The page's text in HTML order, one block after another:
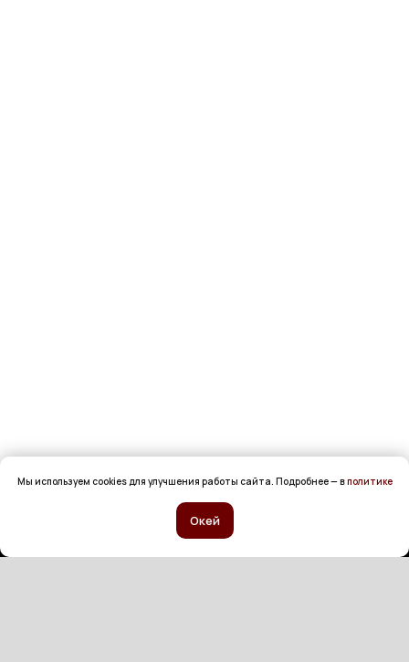
Мы используем cookies для улучшения работы сайта. Подробнее — вполитике
Окей